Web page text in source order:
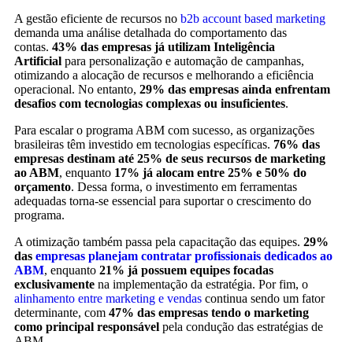
A gestão eficiente de recursos no b2b account based marketing
demanda uma análise detalhada do comportamento das
contas. 43% das empresas já utilizam Inteligência
Artificial para personalização e automação de campanhas,
otimizando a alocação de recursos e melhorando a eficiência
operacional. No entanto, 29% das empresas ainda enfrentam
desafios com tecnologias complexas ou insuficientes.
Para escalar o programa ABM com sucesso, as organizações
brasileiras têm investido em tecnologias específicas. 76% das
empresas destinam até 25% de seus recursos de marketing
ao ABM, enquanto 17% já alocam entre 25% e 50% do
orçamento. Dessa forma, o investimento em ferramentas
adequadas torna-se essencial para suportar o crescimento do
programa.
A otimização também passa pela capacitação das equipes. 29%
das empresas planejam contratar profissionais dedicados ao
ABM, enquanto 21% já possuem equipes focadas
exclusivamente na implementação da estratégia. Por fim, o
alinhamento entre marketing e vendas continua sendo um fator
determinante, com 47% das empresas tendo o marketing
como principal responsável pela condução das estratégias de